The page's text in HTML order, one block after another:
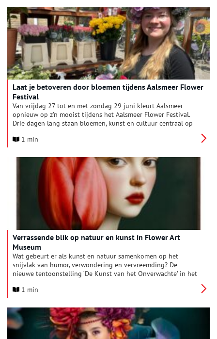
Laat je betoveren door bloemen tijdens Aalsmeer Flower
Festival
Van vrijdag 27 tot en met zondag 29 juni kleurt Aalsmeer
opnieuw op z’n mooist tijdens het Aalsmeer Flower Festival.
Drie dagen lang staan bloemen, kunst en cultuur centraal op
Tuin Aalsmeer. Laat je verrassen, verwonderen en inspireren
1 min
Verrassende blik op natuur en kunst in Flower Art
Museum
Wat gebeurt er als kunst en natuur samenkomen op het
snijvlak van humor, verwondering en vervreemding? De
nieuwe tentoonstelling ‘De Kunst van het Onverwachte’ in het
op een speelse én kritische reis langs werken waarin de natuur
1 min